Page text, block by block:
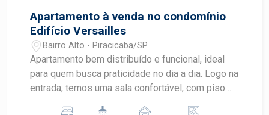
Apartamento à venda no condomínio
Edifício Versailles
Bairro Alto - Piracicaba/SP
Apartamento bem distribuído e funcional, ideal
para quem busca praticidade no dia a dia. Logo na
entrada, temos uma sala confortável, com piso